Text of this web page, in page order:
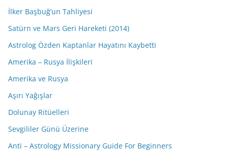
İlker Başbuğ’un Tahliyesi
Satürn ve Mars Geri Hareketi (2014)
Astrolog Özden Kaptanlar Hayatını Kaybetti
Amerika – Rusya İlişkileri
Amerika ve Rusya
Aşırı Yağışlar
Dolunay Ritüelleri
Sevgililer Günü Üzerine
Anti – Astrology Missionary Guide For Beginners